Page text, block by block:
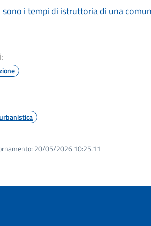
sono i tempi di istruttoria di una
20/05/2026 10:25.11